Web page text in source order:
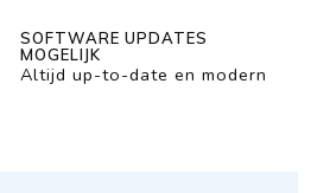
SOFTWARE UPDATES
MOGELIJK
Altijd up-to-date en modern